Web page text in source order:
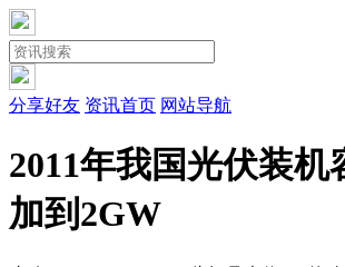
分享好友 资讯首页 网站导航
2011年我国光伏装机
加到2GW